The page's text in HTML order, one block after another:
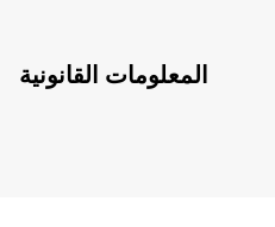
المعلومات القانونية